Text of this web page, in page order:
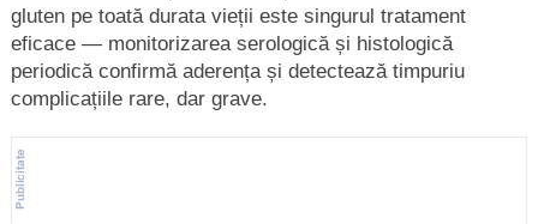
gluten pe toată durata vieții este singurul tratament
eficace — monitorizarea serologică și histologică
periodică confirmă aderența și detectează timpuriu
complicațiile rare, dar grave.